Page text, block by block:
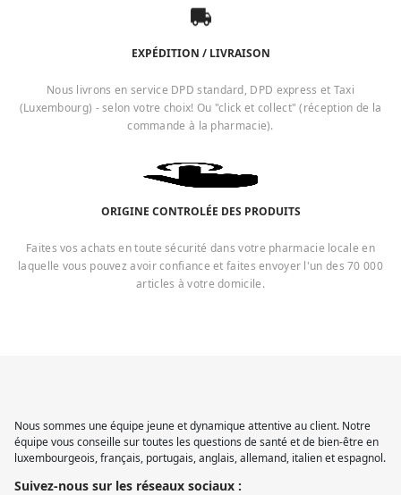
EXPÉDITION / LIVRAISON
Nous livrons en service DPD standard, DPD express et Taxi
(Luxembourg) - selon votre choix! Ou "click et collect" (réception de la
commande à la pharmacie).
ORIGINE CONTROLÉE DES PRODUITS
Faites vos achats en toute sécurité dans votre pharmacie locale en
laquelle vous pouvez avoir confiance et faites envoyer l'un des 70 000
articles à votre domicile.
Nous sommes une équipe jeune et dynamique attentive au client. Notre
équipe vous conseille sur toutes les questions de santé et de bien-être en
luxembourgeois, français, portugais, anglais, allemand, italien et espagnol.
Suivez-nous sur les réseaux sociaux :